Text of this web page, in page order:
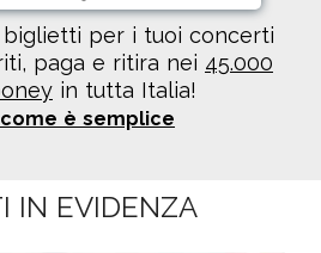
per i tuoi concerti
paga e ritira nei 45.000
in tutta Italia!
è semplice
IN EVIDENZA